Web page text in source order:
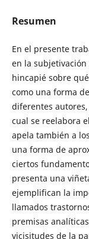
Resumen
En el presente
en la
hincapié sobre
como una forma
diferentes
cual se reelabora
apela también a
una forma de
ciertos
presenta una
ejemplifican la
llamados
premisas
vicisitudes de la